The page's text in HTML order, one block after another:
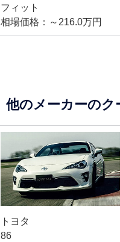
フィット
相場価格：～216.0万円
他のメーカーのク
トヨタ
86